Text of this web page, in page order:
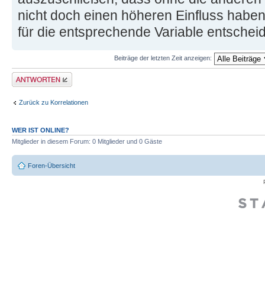
nicht doch einen höheren Einfluss
für die entsprechende Variable
Beiträge der letzten Zeit anzeigen:
Antwort erstellen
Zurück zu Korrelationen
WER IST ONLINE?
Mitglieder in diesem Forum: 0 Mitglieder und 0 Gäste
Foren-Übersicht